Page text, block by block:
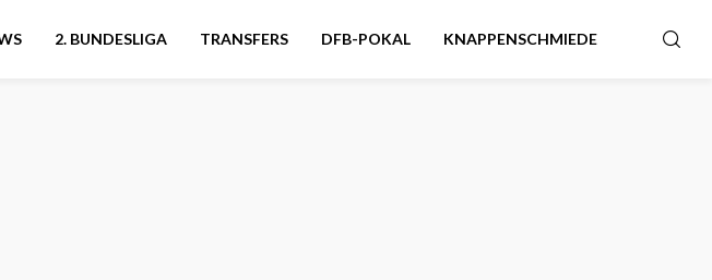
2. BUNDESLIGA TRANSFERS DFB-POKAL KNAPPENSCHMIEDE